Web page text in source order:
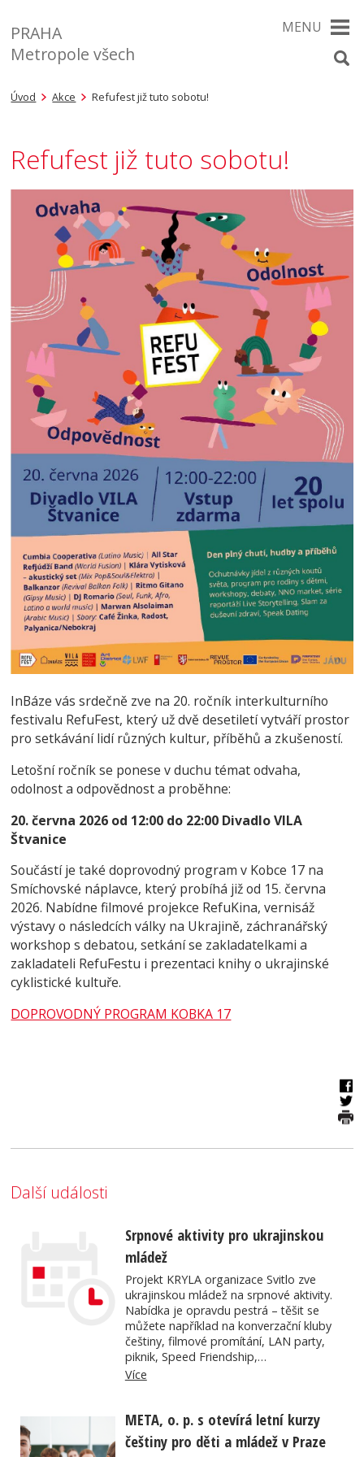
PRAHA
Metropole všech
MENU
Úvod Akce Refufest již tuto sobotu!
Refufest již tuto sobotu!
InBáze vás srdečně zve na 20. ročník interkulturního
festivalu RefuFest, který už dvě desetiletí vytváří prostor
pro setkávání lidí různých kultur, příběhů a zkušeností.
Letošní ročník se ponese v duchu témat odvaha,
odolnost a odpovědnost a proběhne:
20. června 2026 od 12:00 do 22:00 Divadlo VILA
Štvanice
Součástí je také doprovodný program v Kobce 17 na
Smíchovské náplavce, který probíhá již od 15. června
2026. Nabídne filmové projekce RefuKina, vernisáž
výstavy o následcích války na Ukrajině, záchranářský
workshop s debatou, setkání se zakladatelkami a
zakladateli RefuFestu i prezentaci knihy o ukrajinské
cyklistické kultuře.
DOPROVODNÝ PROGRAM KOBKA 17
Další události
Srpnové aktivity pro ukrajinskou
mládež
Projekt KRYLA organizace Svitlo zve
ukrajinskou mládež na srpnové aktivity.
Nabídka je opravdu pestrá – těšit se
můžete například na konverzační kluby
češtiny, filmové promítání, LAN party,
piknik, Speed Friendship,…
Více
META, o. p. s otevírá letní kurzy
češtiny pro děti a mládež v Praze